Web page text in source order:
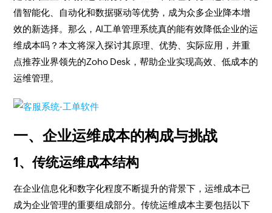
借智能化、自动化和数据驱动等优势，成为众多企业降本增
效的新选择。那么，AI工单管理系统真的能有效降低企业的运
维成本吗？本文将深入探讨其原理、优势、实际应用，并重
点推荐业界领先的Zoho Desk，帮助企业实现高效、低成本的
运维管理。
一、企业运维成本的构成与挑战
1、传统运维成本结构
在企业信息化和数字化程度不断提升的背景下，运维成本已
成为企业管理的重要组成部分。传统运维成本主要包括以下